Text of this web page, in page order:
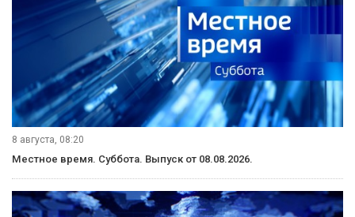
8 августа, 08:20
Местное время. Суббота. Выпуск от 08.08.2026.